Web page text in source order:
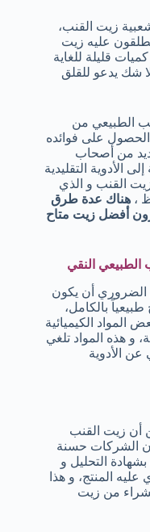
زيت القنب،
عليه زيت
قليلة للغاية
شك يدعو للقلق
الطبيعي من
على فوائده
من أصحاب
الأدوية التقليدية
القنب و الذي
، هناك عدة طرق
أفضل زيت متاح
الضروري أن يكون
بالكامل،
الكيميائية
و هذه المواد تلغي
الأدوية
أن زيت القنب
أن الشركات حسنة
التحليل و
المنتج، و هذا
من زيت